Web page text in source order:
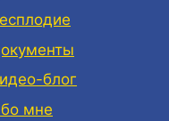
блог
мне